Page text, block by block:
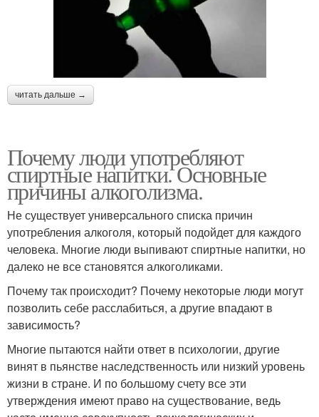
читать дальше →
Почему люди употребляют
спиртные напитки. Основные
причины алкоголизма.
Не существует универсального списка причин
употребления алкоголя, который подойдет для каждого
человека. Многие люди выпивают спиртные напитки, но
далеко не все становятся алкоголиками.
Почему так происходит? Почему некоторые люди могут
позволить себе расслабиться, а другие впадают в
зависимость?
Многие пытаются найти ответ в психологии, другие
винят в пьянстве наследственность или низкий уровень
жизни в стране. И по большому счету все эти
утверждения имеют право на существование, ведь